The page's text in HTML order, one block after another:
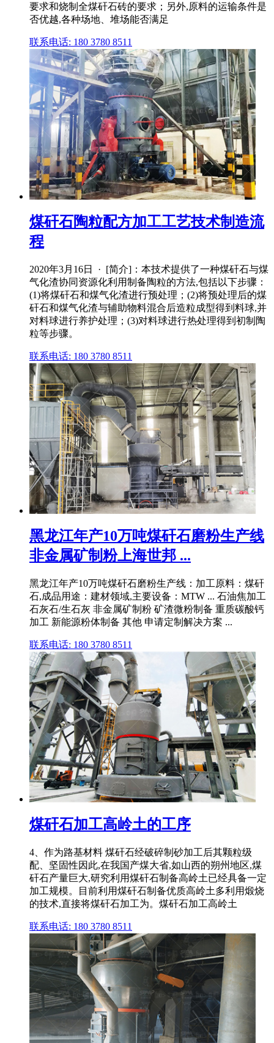
要求和烧制全煤矸石砖的要求；另外,原料的运输条件是
否优越,各种场地、堆场能否满足
联系电话: 180 3780 8511
煤矸石陶粒配方加工工艺技术制造流
程
2020年3月16日 · [简介]：本技术提供了一种煤矸石与煤
气化渣协同资源化利用制备陶粒的方法,包括以下步骤：
(1)将煤矸石和煤气化渣进行预处理；(2)将预处理后的煤
矸石和煤气化渣与辅助物料混合后造粒成型得到料球,并
对料球进行养护处理；(3)对料球进行热处理得到初制陶
粒等步骤。
联系电话: 180 3780 8511
黑龙江年产10万吨煤矸石磨粉生产线
非金属矿制粉上海世邦 ...
黑龙江年产10万吨煤矸石磨粉生产线：加工原料：煤矸
石,成品用途：建材领域,主要设备：MTW ... 石油焦加工
石灰石/生石灰 非金属矿制粉 矿渣微粉制备 重质碳酸钙
加工 新能源粉体制备 其他 申请定制解决方案 ...
联系电话: 180 3780 8511
煤矸石加工高岭土的工序
4、作为路基材料 煤矸石经破碎制砂加工后其颗粒级
配、坚固性因此,在我国产煤大省,如山西的朔州地区,煤
矸石产量巨大,研究利用煤矸石制备高岭土已经具备一定
加工规模。目前利用煤矸石制备优质高岭土多利用煅烧
的技术,直接将煤矸石加工为。煤矸石加工高岭土
联系电话: 180 3780 8511